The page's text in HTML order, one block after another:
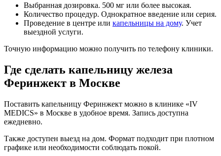
Выбранная дозировка. 500 мг или более высокая.
Количество процедур. Однократное введение или серия.
Проведение в центре или капельницы на дому. Учет
выездной услуги.
Точную информацию можно получить по телефону клиники.
Где сделать капельницу железа
Феринжект в Москве
Поставить капельницу Феринжект можно в клинике «IV
MEDICS» в Москве в удобное время. Запись доступна
ежедневно.
Также доступен выезд на дом. Формат подходит при плотном
графике или необходимости соблюдать покой.